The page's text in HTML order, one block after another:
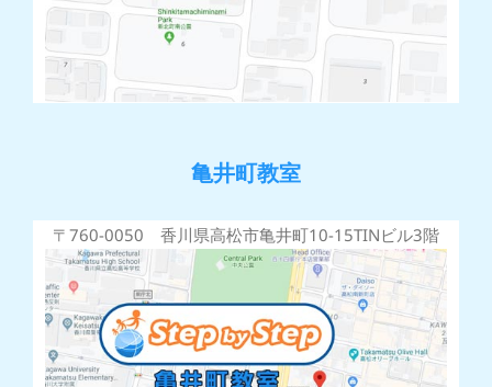
亀井町教室
〒760-0050 香川県高松市亀井町10-15TINビル3階